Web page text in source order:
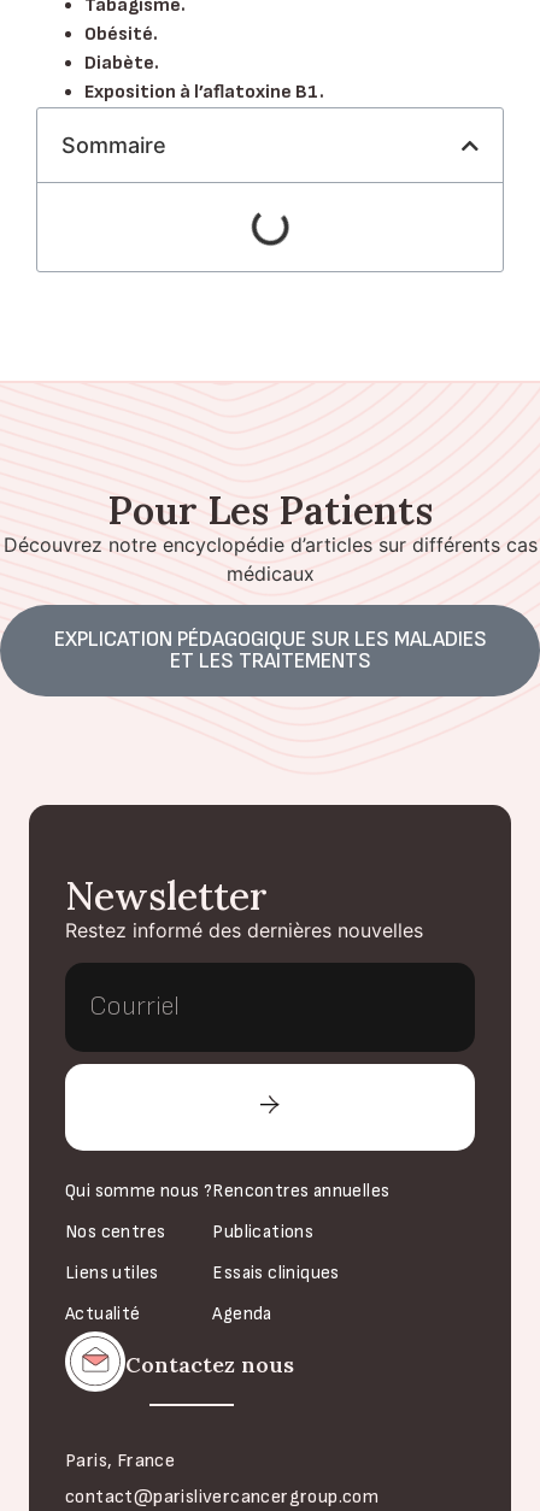
Tabagisme.
Obésité.
Diabète.
Exposition à l’aflatoxine B1.
Sommaire
Pour Les Patients
Découvrez notre encyclopédie d’articles sur différents cas
médicaux
EXPLICATION PÉDAGOGIQUE SUR LES MALADIES
ET LES TRAITEMENTS
Newsletter
Restez informé des dernières nouvelles
Qui somme nous ?
Nos centres
Liens utiles
Actualité
Rencontres annuelles
Publications
Essais cliniques
Agenda
Contactez nous
Paris, France
contact@parislivercancergroup.com